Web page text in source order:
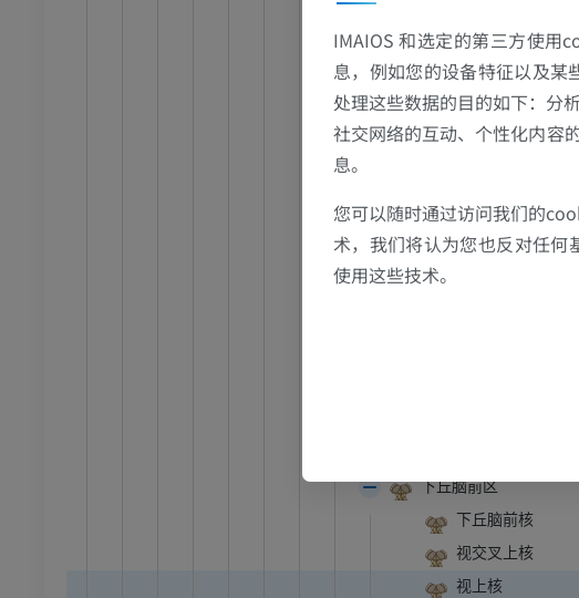
视交叉
丘脑
前丘脑
底丘脑
下丘脑前区
下丘脑前核
视交叉上核
视上核
下肢X光照片
下肢血管造影
IMAIOS 和选定的第三方使用
息，例如您的设备特征以及某
处理这些数据的目的如下：分
社交网络的互动、个性化内容
息。
您可以随时通过访问我们的
术，我们将认为您也反对任
使用这些技术。